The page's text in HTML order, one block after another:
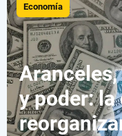
Economía
y poder: